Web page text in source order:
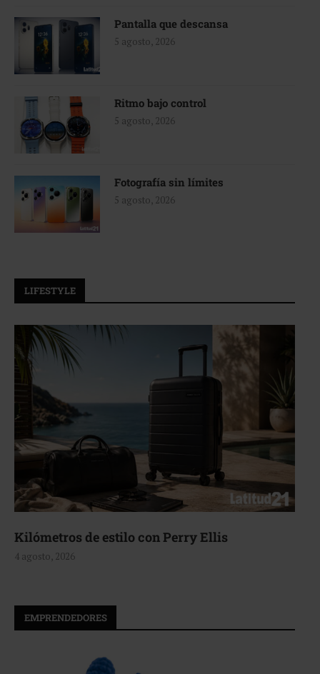
Pantalla que descansa
5 agosto, 2026
Ritmo bajo control
5 agosto, 2026
Fotografía sin límites
5 agosto, 2026
LIFESTYLE
Aerie, texturas que fluyen
4 agosto, 2026
EMPRENDEDORES